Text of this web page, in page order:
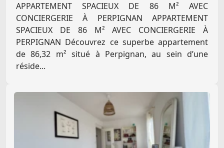
APPARTEMENT SPACIEUX DE 86 M² AVEC
CONCIERGERIE À PERPIGNAN APPARTEMENT
SPACIEUX DE 86 M² AVEC CONCIERGERIE À
PERPIGNAN Découvrez ce superbe appartement
de 86,32 m² situé à Perpignan, au sein d’une
réside...